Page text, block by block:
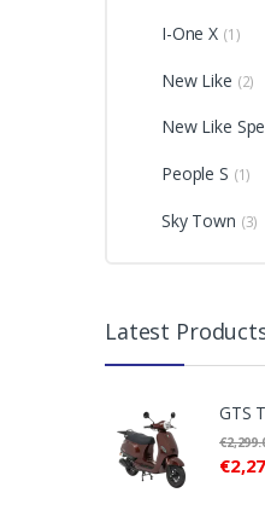
I-One X (1)
New Like (2)
New Like
People S (1)
Sky Town (3)
Latest
GTS
€
€